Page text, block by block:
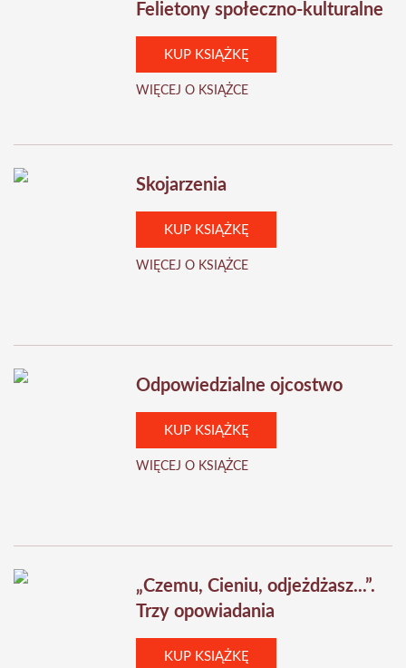
Felietony społeczno-kulturalne
KUP KSIĄŻKĘ
WIĘCEJ O KSIĄŻCE
Skojarzenia
KUP KSIĄŻKĘ
WIĘCEJ O KSIĄŻCE
Odpowiedzialne ojcostwo
KUP KSIĄŻKĘ
WIĘCEJ O KSIĄŻCE
„Czemu, Cieniu, odjeżdżasz...”.
Trzy opowiadania
KUP KSIĄŻKĘ